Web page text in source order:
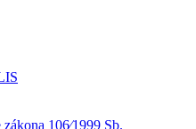
106⁄1999 Sb.